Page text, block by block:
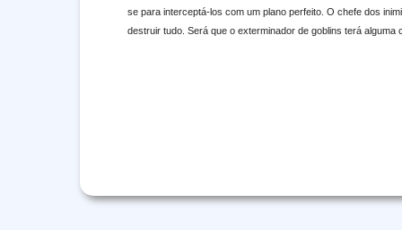
se para interceptá-los com um plano perfeito. O chefe dos
destruir tudo. Será que o exterminador de goblins terá alguma